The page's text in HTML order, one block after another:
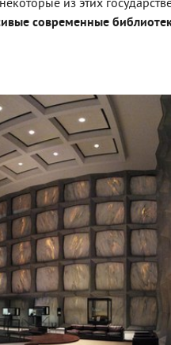
из этих
современные